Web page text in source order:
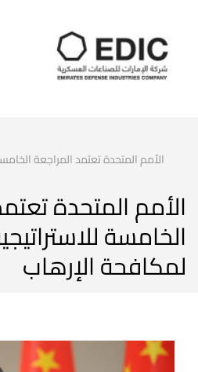
الأمم المتحدة تعتمد المراجعة
الأمم المتحدة
الخامسة
لمكافحة الإرهاب